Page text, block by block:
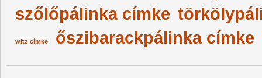
szőlőpálinka címke
witz címke őszibarackpálinka címke